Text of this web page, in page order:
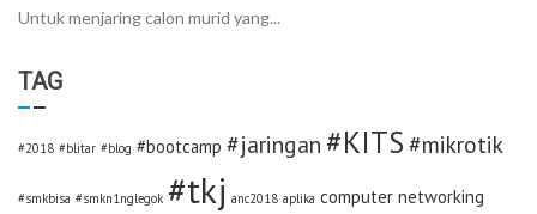
Untuk menjaring calon murid yang...
TAG
#2018 #blitar #blog #bootcamp #jaringan #KITS #mikrotik
#smkbisa #smkn1nglegok #tkj anc2018 aplika computer networking